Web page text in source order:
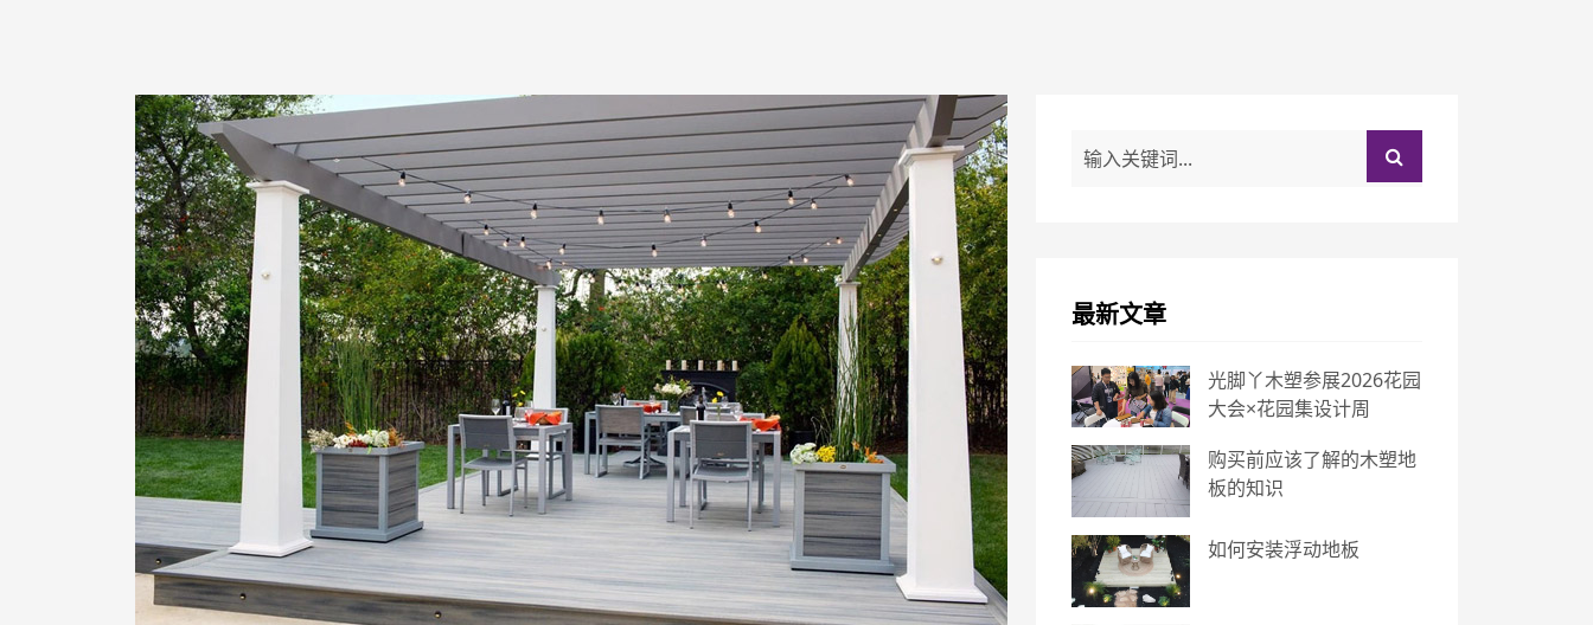
最新文章
光脚丫木塑参展2026花园
大会×花园集设计周
购买前应该了解的木塑地
板的知识
如何安装浮动地板